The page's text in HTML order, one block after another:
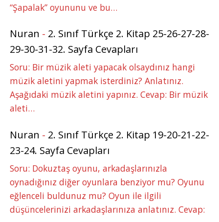
“Şapalak” oyununu ve bu…
Nuran - 2. Sınıf Türkçe 2. Kitap 25-26-27-28-
29-30-31-32. Sayfa Cevapları
Soru: Bir müzik aleti yapacak olsaydınız hangi
müzik aletini yapmak isterdiniz? Anlatınız.
Aşağıdaki müzik aletini yapınız. Cevap: Bir müzik
aleti…
Nuran - 2. Sınıf Türkçe 2. Kitap 19-20-21-22-
23-24. Sayfa Cevapları
Soru: Dokuztaş oyunu, arkadaşlarınızla
oynadığınız diğer oyunlara benziyor mu? Oyunu
eğlenceli buldunuz mu? Oyun ile ilgili
düşüncelerinizi arkadaşlarınıza anlatınız. Cevap: